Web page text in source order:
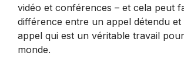
vidéo et conférences – et cela peut
différence entre un appel détendu
appel qui est un véritable travail
monde.